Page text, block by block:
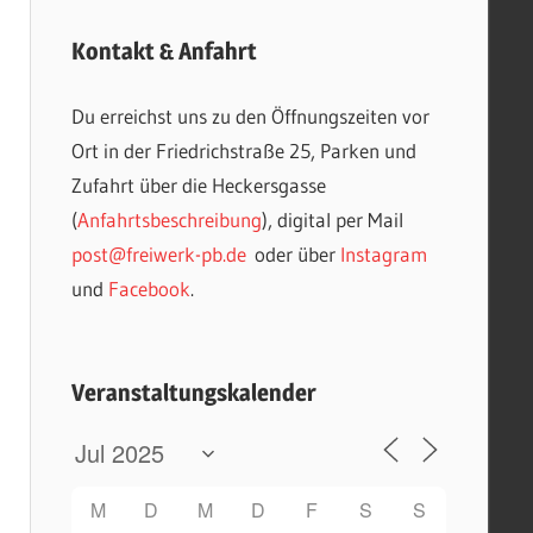
Kontakt & Anfahrt
Du erreichst uns zu den Öffnungszeiten vor
Ort in der Friedrichstraße 25, Parken und
Zufahrt über die Heckersgasse
(Anfahrtsbeschreibung), digital per Mail
post@freiwerk-pb.deoder über Instagram
und Facebook.
Veranstaltungskalender
M D M D F S S